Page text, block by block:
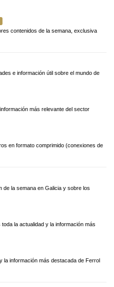
contenidos de la semana, exclusiva
e información útil sobre el mundo de
más relevante del sector
en formato comprimido (conexiones de
de la semana en Galicia y sobre los
la actualidad y la información más
la información más destacada de Ferrol